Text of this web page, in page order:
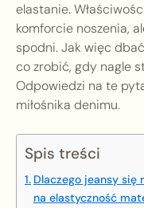
elastanie.
komforcie noszenia,
spodni. Jak więc
co zrobić, gdy nagle
Odpowiedzi na te
miłośnika denimu.
Spis treści
Dlaczego jeansy się
na elastyczność